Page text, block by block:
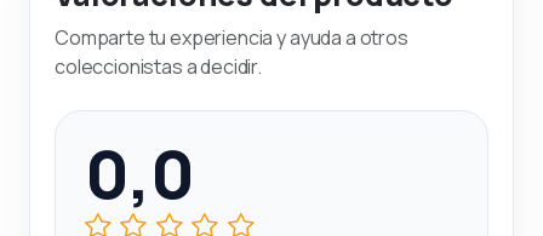
Comparte tu experiencia y ayuda a otros
coleccionistas a decidir.
0,0